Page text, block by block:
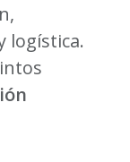
logística.